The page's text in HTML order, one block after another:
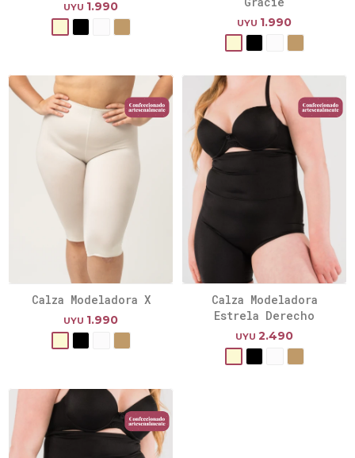
UYU 1.990
UYU 1.990
Calza Modeladora X
UYU 1.990
Calza Modeladora
Estrela Derecho
UYU 2.490